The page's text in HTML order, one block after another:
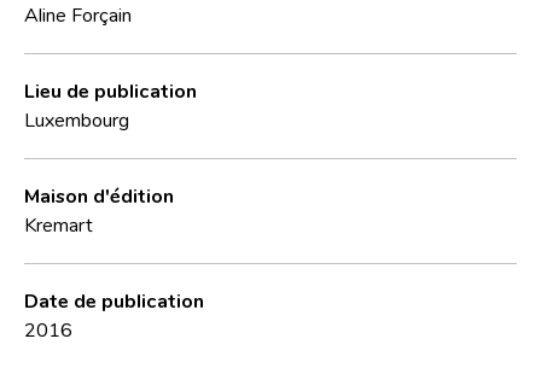
Aline Forçain
Lieu de publication
Luxembourg
Maison d'édition
Kremart
Date de publication
2016